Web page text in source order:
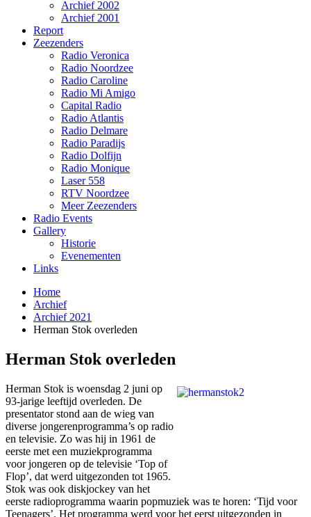
Archief 2002
Archief 2001
Report
Zeezenders
Radio Veronica
Radio Noordzee
Radio Caroline
Radio Mi Amigo
Capital Radio
Radio Atlantis
Radio Delmare
Radio Paradijs
Radio Dolfijn
Radio Monique
Laser 558
RTV Noordzee
Meer Zeezenders
Radio Events
Gallery
Historie
Evenementen
Links
Home
Archief
Archief 2021
Herman Stok overleden
Herman Stok overleden
Herman Stok is woensdag 2 juni op
93-jarige leeftijd overleden. De
presentator stond aan de wieg van
diverse jongerenprogramma’s op radio
en televisie. Zo was hij in 1961 de
eerste met een muziekprogramma
voor jongeren op de televisie ‘Top of
Flop’, dat werd uitgezonden tot 1965.
Stok was ook diskjockey van het
eerste radioprogramma waarin popmuziek was te horen: ‘Tijd voor
Teenagers’. Het programma werd voor het eerst uitgezonden in